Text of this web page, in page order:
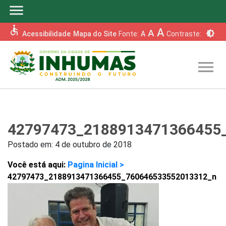
menu
accessible Acessibilidade Mapa do Site Fonte: A A A Contraste: brightness_6
menu
Postado em: 4 de outubro de 2018
Você está aqui: Pagina Inicial >
42797473_2188913471366455_760646533552013312_n